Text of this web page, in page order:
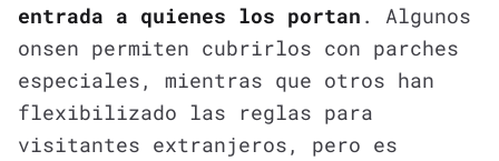
entrada a quienes los portan . Algunos
onsen permiten cubrirlos con parches
especiales, mientras que otros han
flexibilizado las reglas para
visitantes extranjeros, pero es